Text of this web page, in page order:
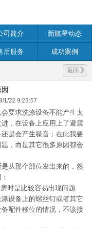
司简介 新航星动态
后服务 成功案例
返回
1/22 9:23:57
要求洗涤设备不能产生太
，在设备上应用上了避震
是会产生噪音；在此我要
，而是其它很多原因都会
从那个部位发出来的，然
时是比较容易出现问题
设备上的螺丝钉或者其它
配件移位的情况，不该接